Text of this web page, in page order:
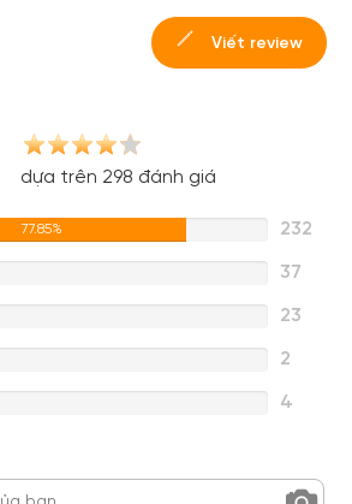
Viết review
dựa trên 298 đánh giá
77.85% 232
37
23
2
4